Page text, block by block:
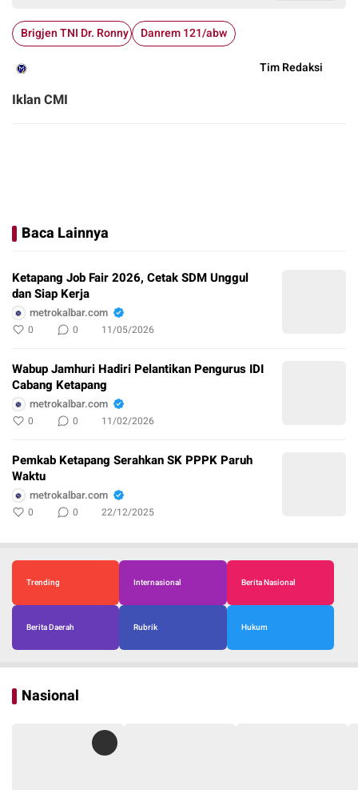
Brigjen TNI Dr. Ronny S.A.P M MDanrem 121/abw
Tim Redaksi
Iklan CMI
Baca Lainnya
Ketapang Job Fair 2026, Cetak SDM Unggul
dan Siap Kerja
metrokalbar.com
0 0 11/05/2026
Wabup Jamhuri Hadiri Pelantikan Pengurus IDI
Cabang Ketapang
metrokalbar.com
0 0 11/02/2026
Pemkab Ketapang Serahkan SK PPPK Paruh
Waktu
metrokalbar.com
0 0 22/12/2025
Trending Internasional Berita Nasional
Berita Daerah Rubrik Hukum
Nasional